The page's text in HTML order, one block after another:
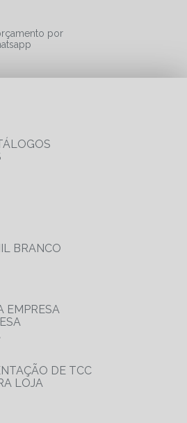
por
BRANCO
EMPRESA
DE TCC
LOJA